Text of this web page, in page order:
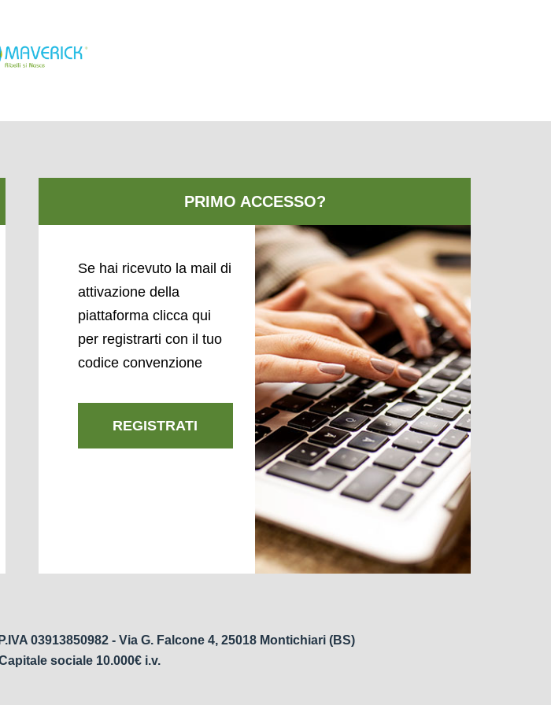
Se hai ricevuto la mail di
attivazione della
piattaforma clicca qui
per registrarti con il tuo
codice convenzione
REGISTRATI
03913850982 - Via G. Falcone 4, 25018 Montichiari (BS)
sociale 10.000€ i.v.